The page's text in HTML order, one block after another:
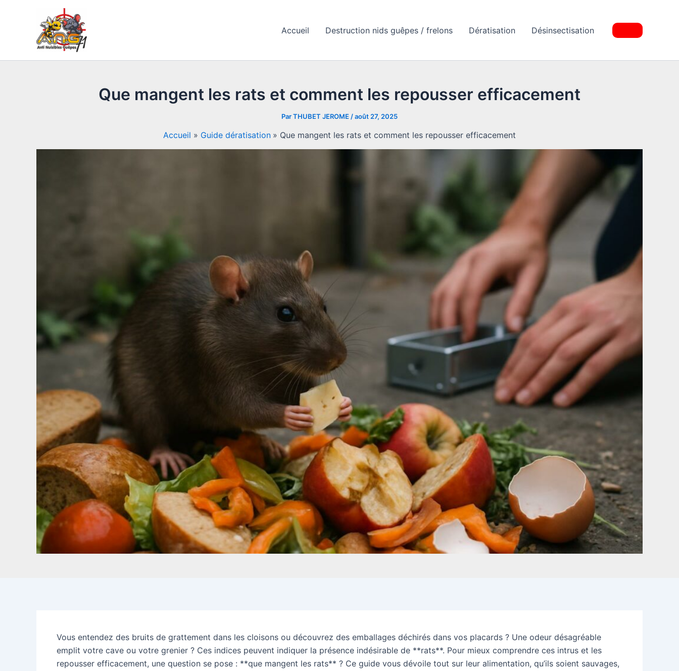
Accueil Destruction nids guêpes / frelons Dératisation Désinsectisation
Que mangent les rats et comment les repousser efficacement
ParTHUBET JEROME /août 27, 2025
Accueil Guide dératisation Que mangent les rats et comment les repousser efficacement
Vous entendez des bruits de grattement dans les cloisons ou découvrez des emballages déchirés dans vos placards ? Une odeur désagréable
emplit votre cave ou votre grenier ? Ces indices peuvent indiquer la présence indésirable de **rats**. Pour mieux comprendre ces intrus et les
repousser efficacement, une question se pose : **que mangent les rats** ? Ce guide vous dévoile tout sur leur alimentation, qu’ils soient sauvages,
Navigation
des
articles